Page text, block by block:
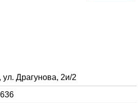
ул. Драгунова, 2и/2